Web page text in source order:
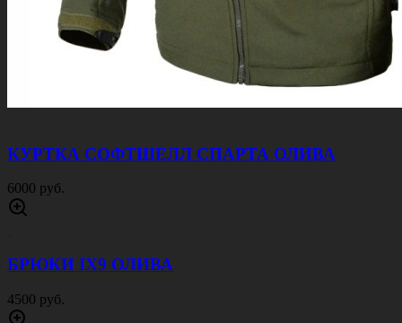
КУРТКА СОФТШЕЛЛ СПАРТА ОЛИВА
6000 руб.
БРЮКИ IX9 ОЛИВА
4500 руб.